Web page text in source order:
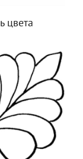
цвета